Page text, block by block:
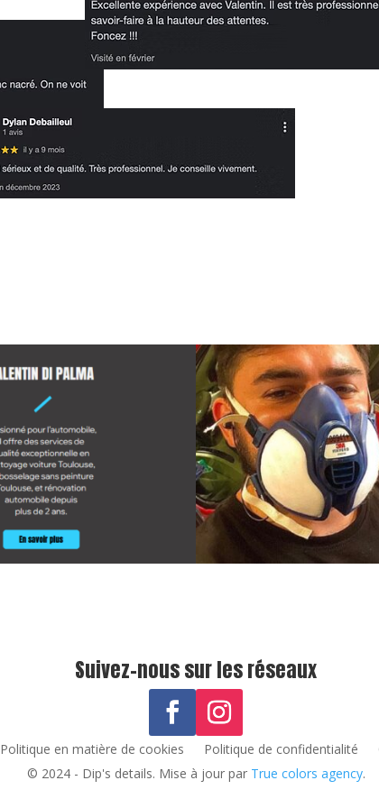
Suivez-nous sur les réseaux
Politique en matière de cookies Politique de confidentialité
© 2024 - Dip's details. Mise à jour par True colors agency.